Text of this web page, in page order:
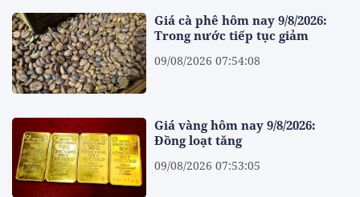
Giá cà phê hôm nay 9/8/2026:
Trong nước tiếp tục giảm
09/08/2026 07:54:08
Giá vàng hôm nay 9/8/2026:
Đồng loạt tăng
09/08/2026 07:53:05